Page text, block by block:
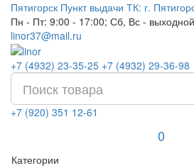
Пятигорск Пункт выдачи ТК: г.
Пн - Пт: 9:00 - 17:00; Сб, Вс - выходной
linor37@mail.ru
+7 (4932) 23-35-25 +7 (4932) 29-36-98
+7 (920) 351 12-61
0
Категории